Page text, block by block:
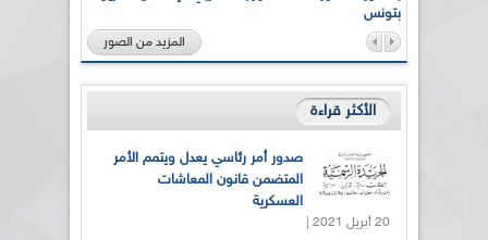
بتونس
المزيد من الصور
الأكثر قراءة
صدور أمر رئاسي يعدل ويتمم الأمر
المتضمن قانون المعاشات
العسكرية
20 أبريل 2021 |